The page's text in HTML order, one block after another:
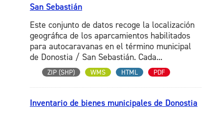
San Sebastián
Este conjunto de datos recoge la localización
geográfica de los aparcamientos habilitados
para autocaravanas en el término municipal
de Donostia / San Sebastián. Cada...
ZIP (SHP) WMS HTML PDF
Inventario de bienes municipales de Donostia